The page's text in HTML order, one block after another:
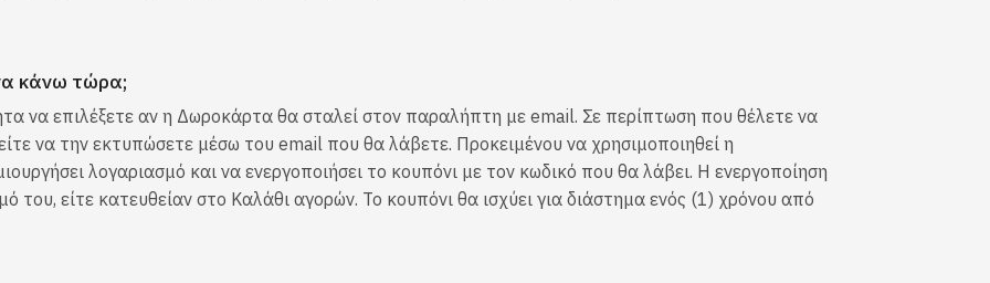
κάνω τώρα;
να επιλέξετε αν η Δωροκάρτα θα σταλεί στον παραλήπτη με email. Σε περίπτωση που θέλετε να
να την εκτυπώσετε μέσω του email που θα λάβετε. Προκειμένου να χρησιμοποιηθεί η
λογαριασμό και να ενεργοποιήσει το κουπόνι με τον κωδικό που θα λάβει. Η ενεργοποίηση
του, είτε κατευθείαν στο Καλάθι αγορών. Το κουπόνι θα ισχύει για διάστημα ενός (1) χρόνου από